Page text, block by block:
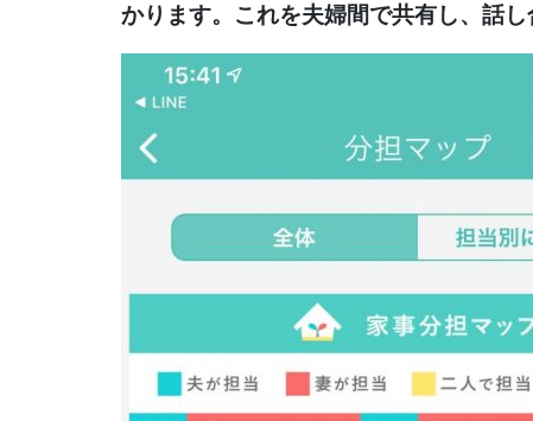
かります。これを夫婦間で共有し、話